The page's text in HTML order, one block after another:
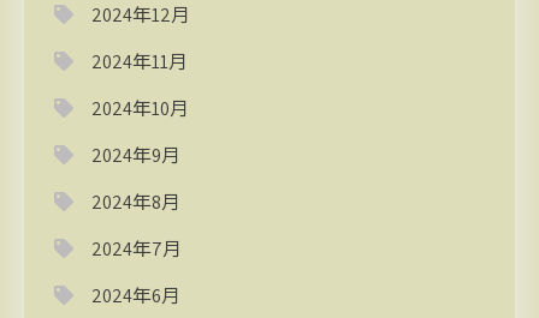
2024年12月
2024年11月
2024年10月
2024年9月
2024年8月
2024年7月
2024年6月